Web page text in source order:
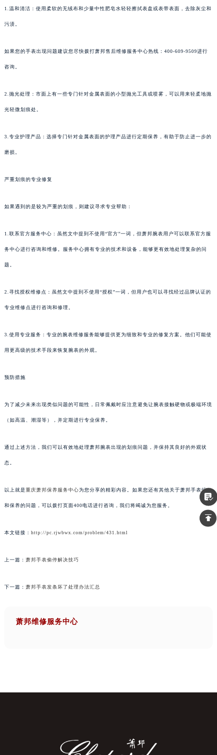
1.温和清洁：使用柔软的无绒布和少量中性肥皂水轻轻擦拭表盘或表带表面，去除灰尘和
污渍。
如果您的手表出现问题建议您尽快拨打萧邦售后维修服务中心热线：400-609-9509进行
咨询。
2.抛光处理：市面上有一些专门针对金属表面的小型抛光工具或喷雾，可以用来轻柔地抛
光轻微划痕处。
3.专业护理产品：选择专门针对金属表面的护理产品进行定期保养，有助于防止进一步的
磨损。
严重划痕的专业修复
如果遇到的是较为严重的划痕，则建议寻求专业帮助：
1.联系官方服务中心：虽然文中提到不使用“官方”一词，但萧邦腕表用户可以联系官方服
务中心进行咨询和维修。服务中心拥有专业的技术和设备，能够更有效地处理复杂的问
题。
2.寻找授权维修点：虽然文中提到不使用“授权”一词，但用户也可以寻找经过品牌认证的
专业维修点进行咨询和修理。
3.使用专业服务：专业的腕表维修服务能够提供更为细致和专业的修复方案。他们可能使
用更高级的技术手段来恢复腕表的外观。
预防措施
为了减少未来出现类似问题的可能性，日常佩戴时应注意避免让腕表接触硬物或极端环境
（如高温、潮湿等），并定期进行专业保养。
通过上述方法，我们可以有效地处理萧邦腕表出现的划痕问题，并保持其良好的外观状
态。
以上就是重庆萧邦保养服务中心为您分享的精彩内容。如果您还有其他关于萧邦手表维护
和保养的问题，可以拨打页面400电话进行咨询，我们将竭诚为您服务。
本文链接： http://pc.rjwbwx.com/problem/431.html
上一篇： 萧邦手表偷停解决技巧
下一篇： 萧邦手表发条坏了处理办法汇总
萧邦维修服务中心